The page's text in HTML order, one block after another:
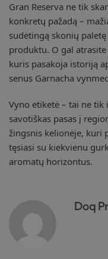
Gran Reserva ne tik
konkretų pažadą –
sudėtingą skonių
produktu. O gal
kuris pasakoja istoriją
senus Garnacha
Vyno etiketė – tai ne
savotiškas pasas į
žingsnis kelionėje, kuri
tęsiasi su kiekvienu
aromatų horizontus.
Doq